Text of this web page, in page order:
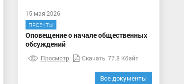
15 мая 2026
ПРОЕКТЫ
Оповещение о начале общественных
обсуждений
Просмотр Скачать 77.8 Кбайт
Все документы